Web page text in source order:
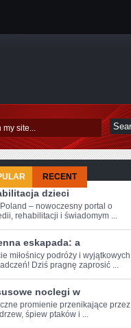
RECENT
dzieci
– nowoczesny portal o
rehabilitacji i świadomym ...
eskapada: a
miłośnicy ⁣podróży i⁣ wyjątkowych
Dziś ‍pragnę zaprosić ...
noclegi w
promienie⁢ przenikające przez
‍śpiew ptaków i ...